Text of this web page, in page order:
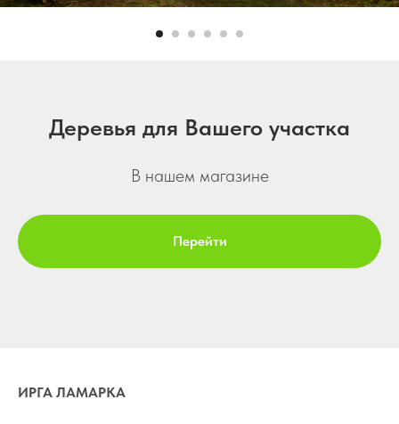
Деревья для Вашего участка
В нашем магазине
Перейти
ИРГА ЛАМАРКА